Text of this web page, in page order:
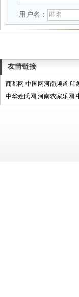
用户名：
友情链接
商都网 中国网河南频道 印
中华姓氏网 河南农家乐网